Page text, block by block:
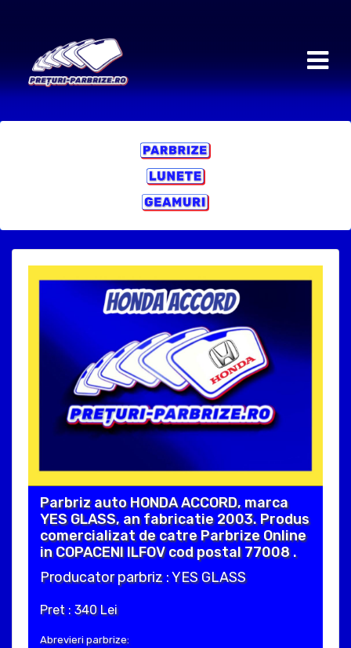
Parbriz auto HONDA ACCORD, marca
YES GLASS, an fabricatie 2003. Produs
comercializat de catre Parbrize Online
in COPACENI ILFOV cod postal 77008 .
Producator parbriz : YES GLASS
Pret : 340 Lei
Abrevieri parbrize: